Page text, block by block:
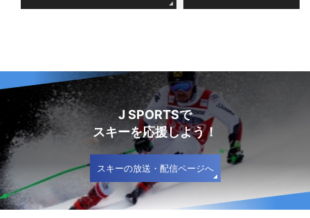
J SPORTSで
スキーを応援しよう！
スキーの放送・配信ページへ